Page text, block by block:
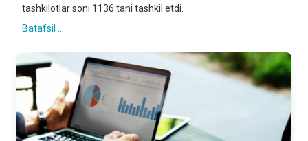
tashkilotlar soni 1136 tani tashkil etdi.
Batafsil ...